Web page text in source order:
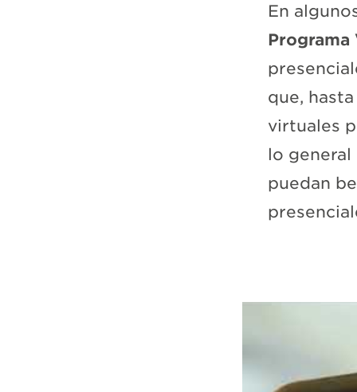
En
Programa
que,
virtuales
lo general
puedan